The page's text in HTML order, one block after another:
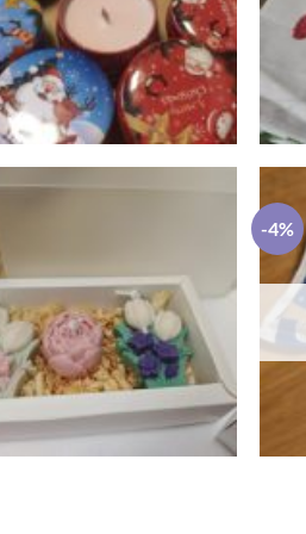
Tavaszi Kert
Ajándékbox – Virágba
borult pillanatok
-4%